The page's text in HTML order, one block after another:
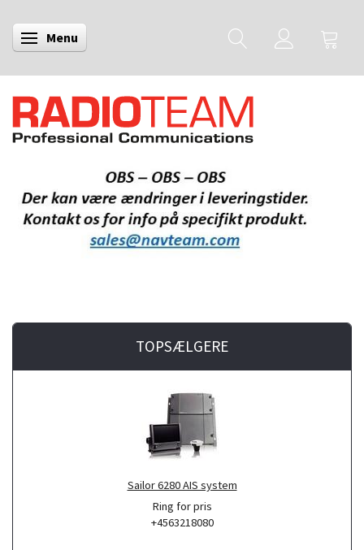
Skifte navigation
Menu
TOPSÆLGERE
Sailor 6280 AIS system
Ring for pris
+4563218080